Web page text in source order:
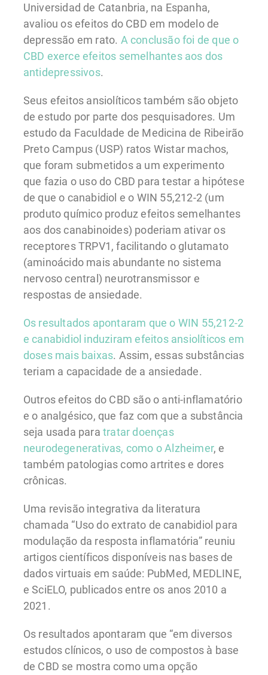
Universidad de Catanbria, na Espanha,
avaliou os efeitos do CBD em modelo de
depressão em rato. A conclusão foi de que o
CBD exerce efeitos semelhantes aos dos
antidepressivos.
Seus efeitos ansiolíticos também são objeto
de estudo por parte dos pesquisadores. Um
estudo da Faculdade de Medicina de Ribeirão
Preto Campus (USP) ratos Wistar machos,
que foram submetidos a um experimento
que fazia o uso do CBD para testar a hipótese
de que o canabidiol e o WIN 55,212-2 (um
produto químico produz efeitos semelhantes
aos dos canabinoides) poderiam ativar os
receptores TRPV1, facilitando o glutamato
(aminoácido mais abundante no sistema
nervoso central) neurotransmissor e
respostas de ansiedade.
Os resultados apontaram que o WIN 55,212-2
e canabidiol induziram efeitos ansiolíticos em
doses mais baixas. Assim, essas substâncias
teriam a capacidade de a ansiedade.
Outros efeitos do CBD são o anti-inflamatório
e o analgésico, que faz com que a substância
seja usada para tratar doenças
neurodegenerativas, como o Alzheimer, e
também patologias como artrites e dores
crônicas.
Uma revisão integrativa da literatura
chamada “Uso do extrato de canabidiol para
modulação da resposta inflamatória” reuniu
artigos científicos disponíveis nas bases de
dados virtuais em saúde: PubMed, MEDLINE,
e SciELO, publicados entre os anos 2010 a
2021.
Os resultados apontaram que “em diversos
estudos clínicos, o uso de compostos à base
de CBD se mostra como uma opção